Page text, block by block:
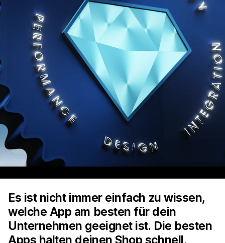
Es ist nicht immer einfach zu wissen,
welche App am besten für dein
Unternehmen geeignet ist. Die besten
Apps halten deinen Shop schnell,